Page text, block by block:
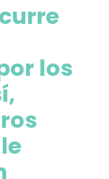
los